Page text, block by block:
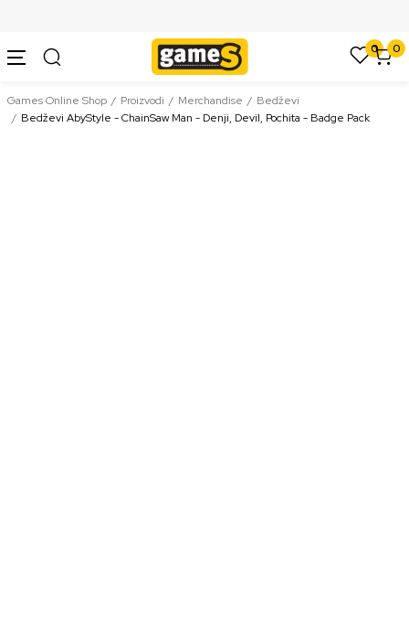
0 0
Games Online Shop Proizvodi Merchandise
Bedževi
Bedževi AbyStyle - ChainSaw Man - Denji, Devil, Pochita - Badge Pack